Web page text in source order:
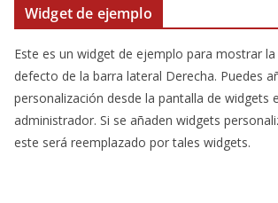
Widget de ejemplo
Este es un widget de ejemplo para mostrar
defecto de la barra lateral Derecha. Puedes
personalización desde la pantalla de widgets
administrador. Si se añaden widgets
este será reemplazado por tales widgets.